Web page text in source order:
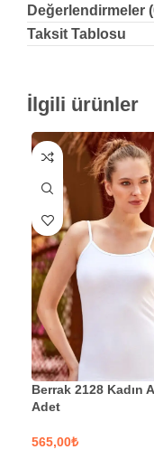
Değerlendirmeler
Taksit Tablosu
İlgili ürünler
Berrak 2128 Kadın
Adet
₺